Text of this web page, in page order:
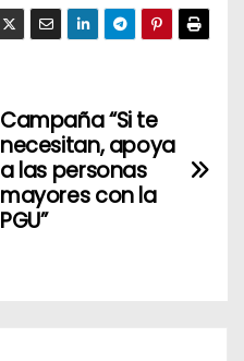
Campaña “Si te
necesitan, apoya
a las personas
mayores con la
PGU”